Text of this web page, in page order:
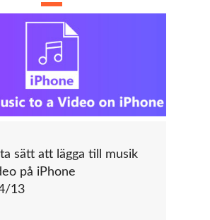
sätt att lägga till musik
på iPhone
13